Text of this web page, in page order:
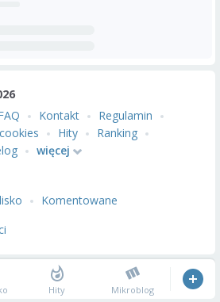
Kontakt
Regulamin
Hity
Ranking
więcej
Komentowane
Hity Mikroblog